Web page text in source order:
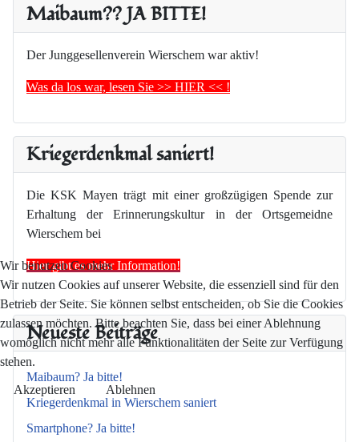
Maibaum?? JA BITTE!
Der Junggesellenverein Wierschem war aktiv!
Was da los war, lesen Sie >> HIER << !
Kriegerdenkmal saniert!
Die KSK Mayen trägt mit einer großzügigen Spende zur
Erhaltung der Erinnerungskultur in der Ortsgemeidne
Wierschem bei
Hier gibt es mehr Information!
Neueste Beiträge
Maibaum? Ja bitte!
Kriegerdenkmal in Wierschem saniert
Smartphone? Ja bitte!
Wir benutzen Cookies
Wir nutzen Cookies auf unserer Website, die essenziell sind für den
Betrieb der Seite. Sie können selbst entscheiden, ob Sie die Cookies
zulassen möchten. Bitte beachten Sie, dass bei einer Ablehnung
womöglich nicht mehr alle Funktionalitäten der Seite zur Verfügung
stehen.
Akzeptieren Ablehnen